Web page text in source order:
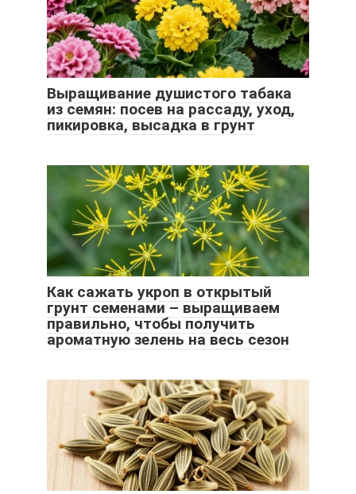
Выращивание душистого табака
из семян: посев на рассаду, уход,
пикировка, высадка в грунт
Как сажать укроп в открытый
грунт семенами – выращиваем
правильно, чтобы получить
ароматную зелень на весь сезон